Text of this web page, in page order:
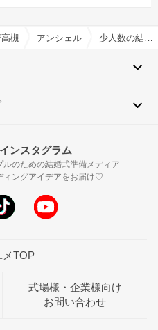
槻市の結婚式場一覧
アンシェルデ・マリアージュ
少人数の結婚式特集
ンスタグラム
ルのための結婚式準備メディア
ィングアイデアをお届け♡
メTOP
式場様・企業様向け
お問い合わせ